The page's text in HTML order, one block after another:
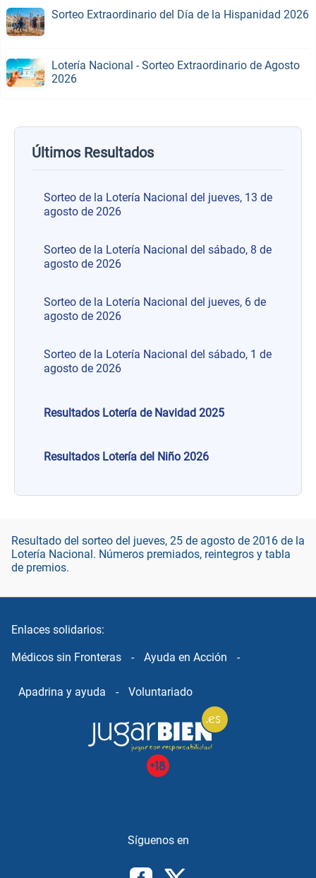
Resultado del sorteo del jueves, 25 de agosto de 2016 de la
Lotería Nacional. Números premiados, reintegros y tabla
de premios.
Sorteo Extraordinario del Día de la Hispanidad 2026
Lotería Nacional - Sorteo Extraordinario de Agosto
2026
Últimos Resultados
Sorteo de la Lotería Nacional del jueves, 13 de
agosto de 2026
Sorteo de la Lotería Nacional del sábado, 8 de
agosto de 2026
Sorteo de la Lotería Nacional del jueves, 6 de
agosto de 2026
Sorteo de la Lotería Nacional del sábado, 1 de
agosto de 2026
Resultados Lotería de Navidad 2025
Resultados Lotería del Niño 2026
Enlaces solidarios:
Médicos sin Fronteras - Ayuda en Acción -
Apadrina y ayuda - Voluntariado